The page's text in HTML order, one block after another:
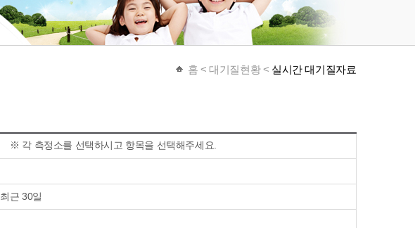
홈 < 대기질현황 < 실시간 대기질자료
※ 각 측정소를 선택하시고 항목을 선택해주세요.
최근 30일